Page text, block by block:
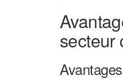
secteur
Avantages